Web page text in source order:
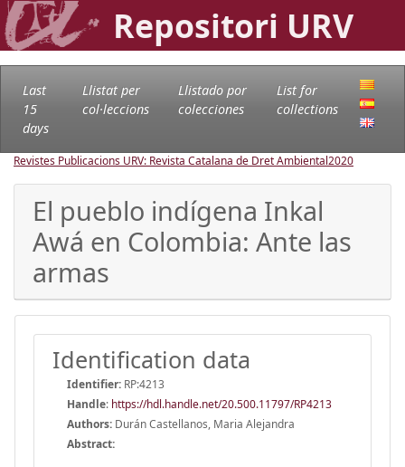
Repositori URV
Last
15
days
Llistat per
col·leccions
Llistado por
colecciones
List for
collections
Revistes Publicacions URV: Revista Catalana de Dret Ambiental2020
El pueblo indígena Inkal
Awá en Colombia: Ante las
armas
Identification data
Identifier: RP:4213
Handle: https://hdl.handle.net/20.500.11797/RP4213
Authors: Durán Castellanos, Maria Alejandra
Abstract: